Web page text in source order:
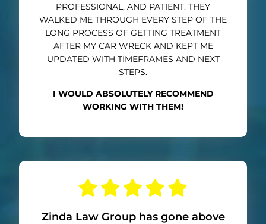
PROFESSIONAL, AND PATIENT. THEY
WALKED ME THROUGH EVERY STEP OF THE
LONG PROCESS OF GETTING TREATMENT
AFTER MY CAR WRECK AND KEPT ME
UPDATED WITH TIMEFRAMES AND NEXT
STEPS.
I WOULD ABSOLUTELY RECOMMEND
WORKING WITH THEM!
Zinda Law Group has gone above